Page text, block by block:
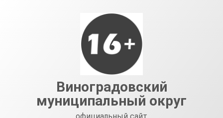
Виноградовский
муниципальный округ